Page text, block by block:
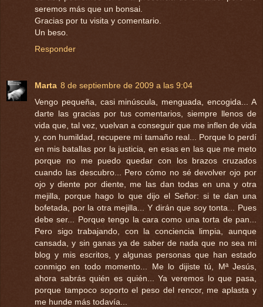
seremos más que un bonsai.
Gracias por tu visita y comentario.
Un beso.
Responder
Marta 8 de septiembre de 2009 a las 9:04
Vengo pequeña, casi minúscula, menguada, encogida... A
darte las gracias por tus comentarios, siempre llenos de
vida que, tal vez, vuelvan a conseguir que me inflen de vida
y, con humildad, recupere mi tamaño real... Porque lo perdí
en mis batallas por la justicia, en esas en las que me meto
porque no me puedo quedar con los brazos cruzados
cuando las descubro... Pero cómo no sé devolver ojo por
ojo y diente por diente, me las dan todas en una y otra
mejilla, porque hago lo que dijo el Señor: si te dan una
bofetada, por la otra mejilla... Y dirán que soy tonta... Pues
debe ser... Porque tengo la cara como una torta de pan...
Pero sigo trabajando, con la conciencia limpia, aunque
cansada, y sin ganas ya de saber de nada que no sea mi
blog y mis escritos, y algunas personas que han estado
conmigo en todo momento... Me lo dijiste tú, Mª Jesús,
ahora sabrás quién es quién... Ya veremos lo que pasa,
porque tampoco soporto el peso del rencor, me aplasta y
me hunde más todavía...